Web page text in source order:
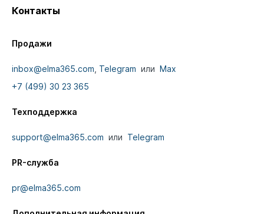
Контакты
Продажи
inbox@elma365.com Telegram или Max
+7 (499) 30 23 365
Техподдержка
support@elma365.com или Telegram
PR-служба
pr@elma365.com